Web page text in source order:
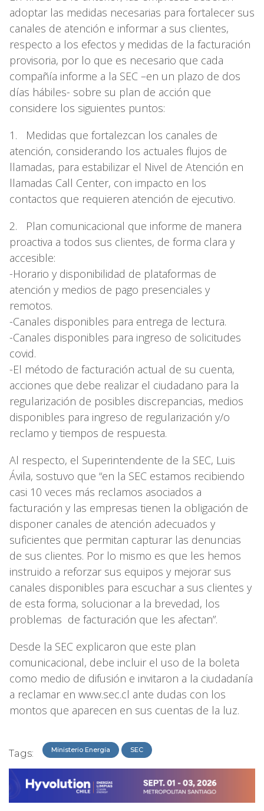
adoptar las medidas necesarias para fortalecer sus
canales de atención e informar a sus clientes,
respecto a los efectos y medidas de la facturación
provisoria, por lo que es necesario que cada
compañía informe a la SEC –en un plazo de dos
días hábiles- sobre su plan de acción que
considere los siguientes puntos:
1. Medidas que fortalezcan los canales de
atención, considerando los actuales flujos de
llamadas, para estabilizar el Nivel de Atención en
llamadas Call Center, con impacto en los
contactos que requieren atención de ejecutivo.
2. Plan comunicacional que informe de manera
proactiva a todos sus clientes, de forma clara y
accesible:
-Horario y disponibilidad de plataformas de
atención y medios de pago presenciales y
remotos.
-Canales disponibles para entrega de lectura.
-Canales disponibles para ingreso de solicitudes
covid.
-El método de facturación actual de su cuenta,
acciones que debe realizar el ciudadano para la
regularización de posibles discrepancias, medios
disponibles para ingreso de regularización y/o
reclamo y tiempos de respuesta.
Al respecto, el Superintendente de la SEC, Luis
Ávila, sostuvo que “en la SEC estamos recibiendo
casi 10 veces más reclamos asociados a
facturación y las empresas tienen la obligación de
disponer canales de atención adecuados y
suficientes que permitan capturar las denuncias
de sus clientes. Por lo mismo es que les hemos
instruido a reforzar sus equipos y mejorar sus
canales disponibles para escuchar a sus clientes y
de esta forma, solucionar a la brevedad, los
problemas de facturación que les afectan”.
Desde la SEC explicaron que este plan
comunicacional, debe incluir el uso de la boleta
como medio de difusión e invitaron a la ciudadanía
a reclamar en www.sec.cl ante dudas con los
montos que aparecen en sus cuentas de la luz.
Tags: Ministerio Energía SEC